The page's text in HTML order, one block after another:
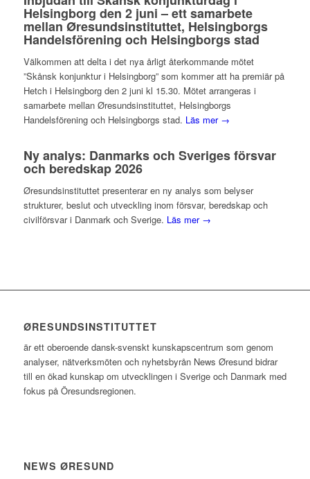
Helsingborg den 2 juni – ett samarbete
mellan Øresundsinstituttet, Helsingborgs
Handelsförening och Helsingborgs stad
Välkommen att delta i det nya årligt återkommande mötet
”Skånsk konjunktur i Helsingborg” som kommer att ha premiär på
Hetch i Helsingborg den 2 juni kl 15.30. Mötet arrangeras i
samarbete mellan Øresundsinstituttet, Helsingborgs
Handelsförening och Helsingborgs stad. Läs mer →
Ny analys: Danmarks och Sveriges försvar
och beredskap 2026
Øresundsinstituttet presenterar en ny analys som belyser
strukturer, beslut och utveckling inom försvar, beredskap och
civilförsvar i Danmark och Sverige. Läs mer →
ØRESUNDSINSTITUTTET
är ett oberoende dansk-svenskt kunskapscentrum som genom
analyser, nätverksmöten och nyhetsbyrån News Øresund bidrar
till en ökad kunskap om utvecklingen i Sverige och Danmark med
fokus på Öresundsregionen.
NEWS ØRESUND